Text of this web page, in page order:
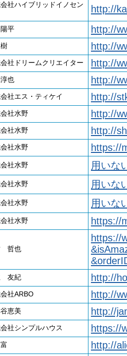
社ハイブリッドイノセン
http://
平 http://
http://
社ドリームクリエイター http://
也 http://
社エス・ティケイ http://
社水野 http://
社水野 http://
社水野 https://
社水野 用いな
社水野 用いな
社水野 用いな
社水野 https://
哲也
https://
友紀 http://
社ARBO http://
恵美 http://
社シンプルハウス https://
http://